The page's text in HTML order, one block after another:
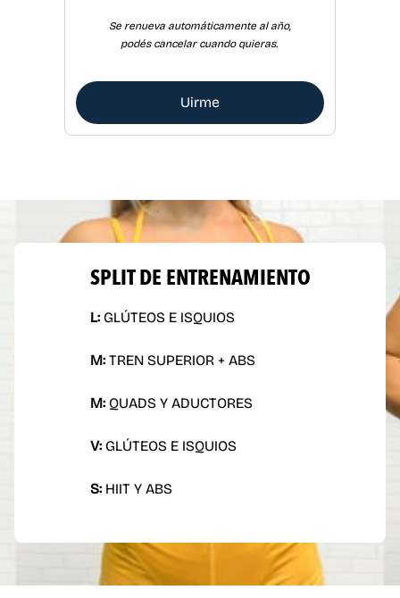
Se renueva automáticamente al año,
podés cancelar cuando quieras.
Uirme
SPLIT DE ENTRENAMIENTO
L:GLÚTEOS E ISQUIOS
M:TREN SUPERIOR + ABS
M: QUADS Y ADUCTORES
V:GLÚTEOS E ISQUIOS
S:HIIT Y ABS